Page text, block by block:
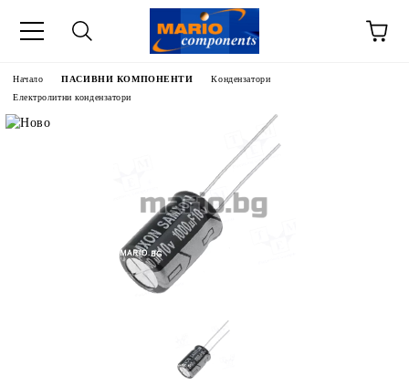
Начало ПАСИВНИ КОМПОНЕНТИ
Кондензатори
Електролитни кондензатори